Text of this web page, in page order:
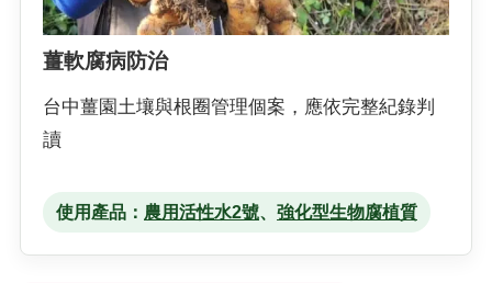
薑軟腐病防治
台中薑園土壤與根圈管理個案，應依完整紀錄判
讀
使用產品： 農用活性水2號、 強化型生物腐植質